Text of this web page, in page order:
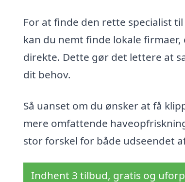
For at finde den rette specialist
kan du nemt finde lokale
direkte. Dette gør det lettere at
dit behov.
Så uanset om du ønsker at få
mere omfattende
stor forskel for både udseendet
Indhent 3 tilbud, gratis og